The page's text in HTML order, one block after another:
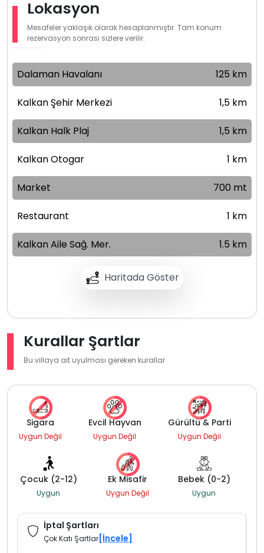
Lokasyon
Mesafeler yaklaşık olarak hesaplanmıştır. Tam konum
rezervasyon sonrası sizlere verilir.
Haritada Göster
Dalaman Havalanı 125 km
Kalkan Şehir Merkezi 1,5 km
Kalkan Halk Plaj 1,5 km
Kalkan Otogar 1 km
Market 700 mt
Restaurant 1 km
Kalkan Aile Sağ. Mer. 1.5 km
Kurallar Şartlar
Bu villaya ait uyulması gereken kurallar
Sigara
Uygun Değil
Evcil Hayvan
Uygun Değil
Gürültü & Parti
Uygun Değil
Çocuk (2-12)
Uygun
Ek Misafir
Uygun Değil
Bebek (0-2)
Uygun
İptal Şartları
Çok Katı Şartlar [İncele]